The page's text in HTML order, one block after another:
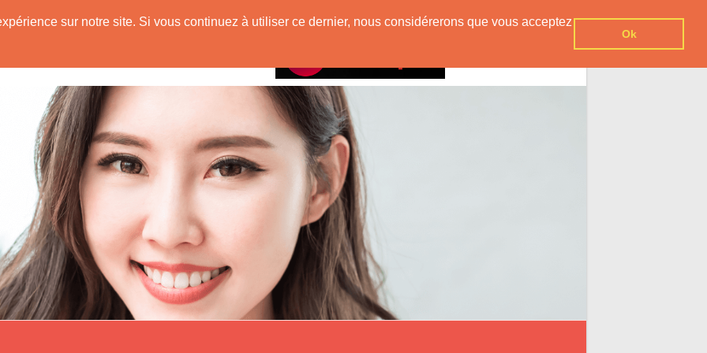
sur notre site. Si vous continuez à utiliser ce dernier, nous considérerons que vous acceptez
Ok
Originaire de Chine !